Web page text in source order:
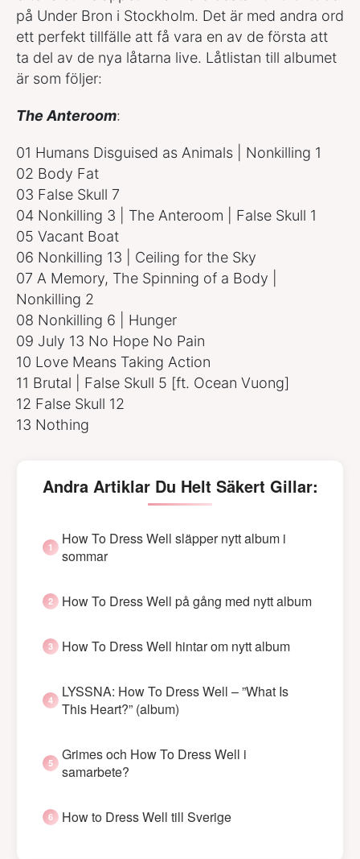
på Under Bron i Stockholm. Det är med andra ord
ett perfekt tillfälle att få vara en av de första att
ta del av de nya låtarna live. Låtlistan till albumet
är som följer:
The Anteroom:
01 Humans Disguised as Animals | Nonkilling 1
02 Body Fat
03 False Skull 7
04 Nonkilling 3 | The Anteroom | False Skull 1
05 Vacant Boat
06 Nonkilling 13 | Ceiling for the Sky
07 A Memory, The Spinning of a Body |
Nonkilling 2
08 Nonkilling 6 | Hunger
09 July 13 No Hope No Pain
10 Love Means Taking Action
11 Brutal | False Skull 5 [ft. Ocean Vuong]
12 False Skull 12
13 Nothing
Andra Artiklar Du Helt Säkert Gillar:
How To Dress Well släpper nytt album i
sommar
How To Dress Well på gång med nytt album
How To Dress Well hintar om nytt album
LYSSNA: How To Dress Well – ”What Is
This Heart?” (album)
Grimes och How To Dress Well i
samarbete?
How to Dress Well till Sverige